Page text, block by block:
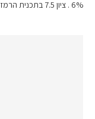
6% . ציון 7.5 בתכנית הרמזור של משרד …